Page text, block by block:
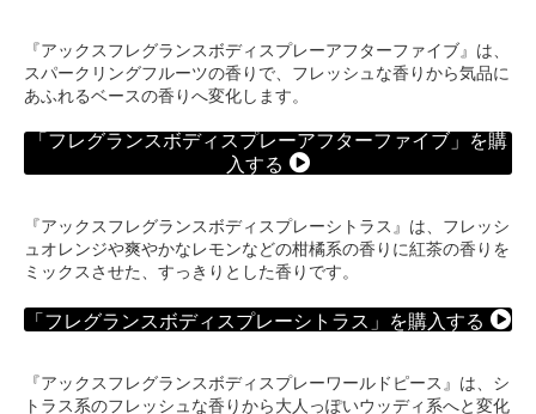
『アックスフレグランスボディスプレーアフターファイブ』は、
スパークリングフルーツの香りで、フレッシュな香りから気品に
あふれるベースの香りへ変化します。
「フレグランスボディスプレーアフターファイブ」を購
入する
『アックスフレグランスボディスプレーシトラス』は、フレッシ
ュオレンジや爽やかなレモンなどの柑橘系の香りに紅茶の香りを
ミックスさせた、すっきりとした香りです。
「フレグランスボディスプレーシトラス」を購入する
『アックスフレグランスボディスプレーワールドピース』は、シ
トラス系のフレッシュな香りから大人っぽいウッディ系へと変化